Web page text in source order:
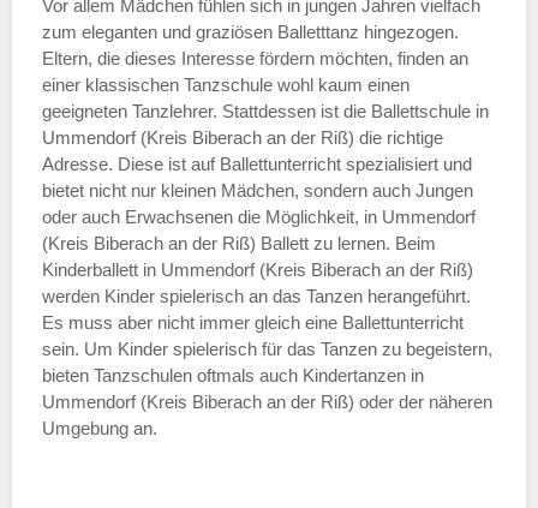
Vor allem Mädchen fühlen sich in jungen Jahren vielfach
zum eleganten und graziösen Balletttanz hingezogen.
Eltern, die dieses Interesse fördern möchten, finden an
einer klassischen Tanzschule wohl kaum einen
geeigneten Tanzlehrer. Stattdessen ist die Ballettschule in
Ummendorf (Kreis Biberach an der Riß) die richtige
Adresse. Diese ist auf Ballettunterricht spezialisiert und
bietet nicht nur kleinen Mädchen, sondern auch Jungen
oder auch Erwachsenen die Möglichkeit, in Ummendorf
(Kreis Biberach an der Riß) Ballett zu lernen. Beim
Kinderballett in Ummendorf (Kreis Biberach an der Riß)
werden Kinder spielerisch an das Tanzen herangeführt.
Es muss aber nicht immer gleich eine Ballettunterricht
sein. Um Kinder spielerisch für das Tanzen zu begeistern,
bieten Tanzschulen oftmals auch Kindertanzen in
Ummendorf (Kreis Biberach an der Riß) oder der näheren
Umgebung an.